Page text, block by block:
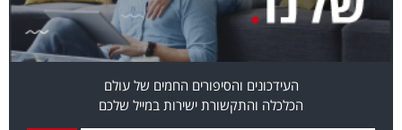
העידכונים והסיפורים החמים של עולם
הכלכלה והתקשורת ישירות במייל שלכם